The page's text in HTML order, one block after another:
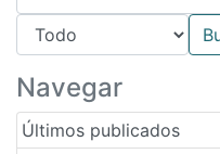
Navegar
Últimos publicados